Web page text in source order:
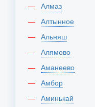
Алмаз
Алтынное
Альняш
Алямово
Аманеево
Амбор
Аминькай